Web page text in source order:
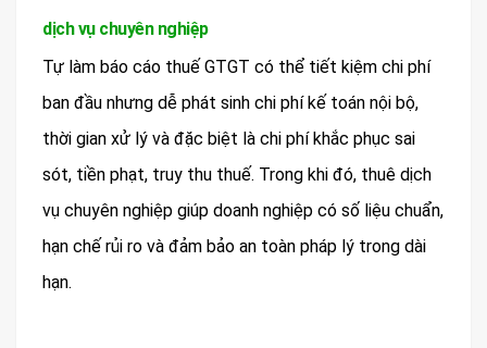
dịch vụ chuyên nghiệp
Tự làm báo cáo thuế GTGT có thể tiết kiệm chi phí
ban đầu nhưng dễ phát sinh chi phí kế toán nội bộ,
thời gian xử lý và đặc biệt là chi phí khắc phục sai
sót, tiền phạt, truy thu thuế. Trong khi đó, thuê dịch
vụ chuyên nghiệp giúp doanh nghiệp có số liệu chuẩn,
hạn chế rủi ro và đảm bảo an toàn pháp lý trong dài
hạn.